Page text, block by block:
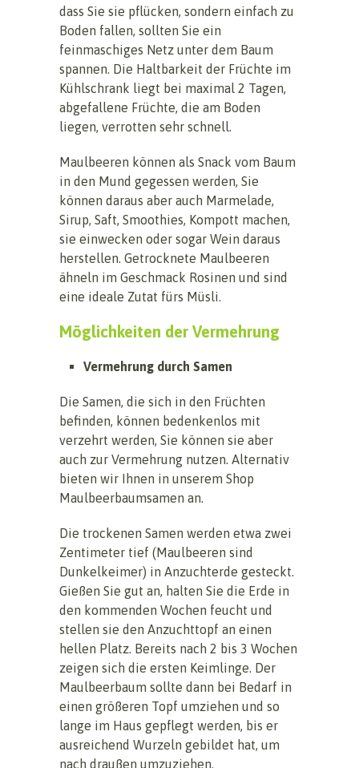
dass Sie sie pflücken, sondern einfach zu
Boden fallen, sollten Sie ein
feinmaschiges Netz unter dem Baum
spannen. Die Haltbarkeit der Früchte im
Kühlschrank liegt bei maximal 2 Tagen,
abgefallene Früchte, die am Boden
liegen, verrotten sehr schnell.
Maulbeeren können als Snack vom Baum
in den Mund gegessen werden, Sie
können daraus aber auch Marmelade,
Sirup, Saft, Smoothies, Kompott machen,
sie einwecken oder sogar Wein daraus
herstellen. Getrocknete Maulbeeren
ähneln im Geschmack Rosinen und sind
eine ideale Zutat fürs Müsli.
Möglichkeiten der Vermehrung
Vermehrung durch Samen
Die Samen, die sich in den Früchten
befinden, können bedenkenlos mit
verzehrt werden, Sie können sie aber
auch zur Vermehrung nutzen. Alternativ
bieten wir Ihnen in unserem Shop
Maulbeerbaumsamen an.
Die trockenen Samen werden etwa zwei
Zentimeter tief (Maulbeeren sind
Dunkelkeimer) in Anzuchterde gesteckt.
Gießen Sie gut an, halten Sie die Erde in
den kommenden Wochen feucht und
stellen sie den Anzuchttopf an einen
hellen Platz. Bereits nach 2 bis 3 Wochen
zeigen sich die ersten Keimlinge. Der
Maulbeerbaum sollte dann bei Bedarf in
einen größeren Topf umziehen und so
lange im Haus gepflegt werden, bis er
ausreichend Wurzeln gebildet hat, um
nach draußen umzuziehen.